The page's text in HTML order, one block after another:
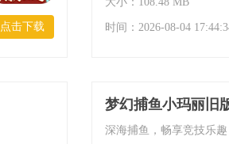
点击下载 时间：2026-08-04
梦幻捕鱼小玛丽旧
深海捕鱼，畅享竞技乐趣